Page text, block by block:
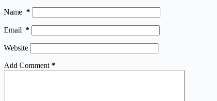
Name *
Email *
Website
Add Comment *